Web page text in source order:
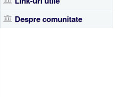
Despre comunitate